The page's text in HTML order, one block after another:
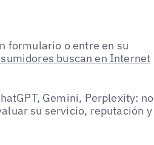
formulario o entre en su
buscan en Internet
Gemini, Perplexity: no
su servicio, reputación y